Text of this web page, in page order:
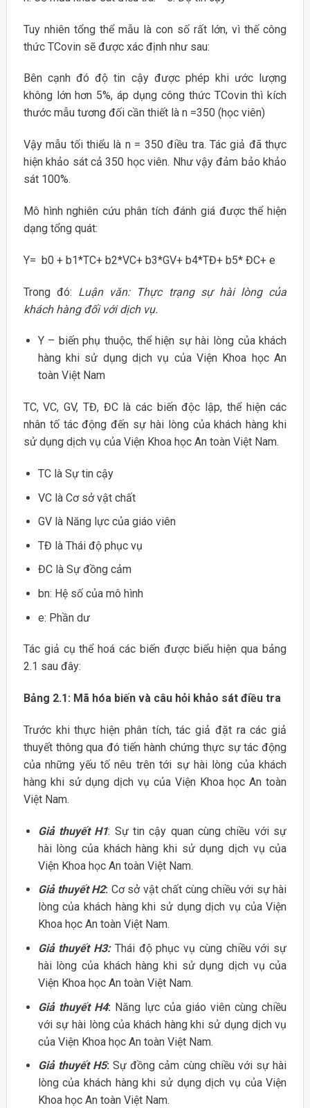
Tuy nhiên tổng thể mẫu là con số rất lớn, vì thế công
thức TCovin sẽ được xác định như sau:
Bên cạnh đó độ tin cậy được phép khi ước lượng
không lớn hơn 5%, áp dụng công thức TCovin thì kích
thước mẫu tương đối cần thiết là n =350 (học viên)
Vậy mẫu tối thiểu là n = 350 điều tra. Tác giả đã thực
hiện khảo sát cả 350 học viên. Như vậy đảm bảo khảo
sát 100%.
Mô hình nghiên cứu phân tích đánh giá được thể hiện
dạng tổng quát:
Y= b0 + b1*TC+ b2*VC+ b3*GV+ b4*TĐ+ b5* ĐC+ e
Trong đó: Luận văn: Thực trạng sự hài lòng của
khách hàng đối với dịch vụ.
Y – biến phụ thuộc, thể hiện sự hài lòng của khách
hàng khi sử dụng dịch vụ của Viện Khoa học An
toàn Việt Nam
TC, VC, GV, TĐ, ĐC là các biến độc lập, thể hiện các
nhân tố tác động đến sự hài lòng của khách hàng khi
sử dụng dịch vụ của Viện Khoa học An toàn Việt Nam.
TC là Sự tin cậy
VC là Cơ sở vật chất
GV là Năng lực của giáo viên
TĐ là Thái độ phục vụ
ĐC là Sự đồng cảm
bn: Hệ số của mô hình
e: Phần dư
Tác giả cụ thể hoá các biến được biểu hiện qua bảng
2.1 sau đây:
Bảng 2.1: Mã hóa biến và câu hỏi khảo sát điều tra
Trước khi thực hiện phân tích, tác giả đặt ra các giả
thuyết thông qua đó tiến hành chứng thực sự tác động
của những yếu tố nêu trên tới sự hài lòng của khách
hàng khi sử dụng dịch vụ của Viện Khoa học An toàn
Việt Nam.
Giả thuyết H1: Sự tin cậy quan cùng chiều với sự
hài lòng của khách hàng khi sử dụng dịch vụ của
Viện Khoa học An toàn Việt Nam.
Giả thuyết H2: Cơ sở vật chất cùng chiều với sự hài
lòng của khách hàng khi sử dụng dịch vụ của Viện
Khoa học An toàn Việt Nam.
Giả thuyết H3:Thái độ phục vụ cùng chiều với sự
hài lòng của khách hàng khi sử dụng dịch vụ của
Viện Khoa học An toàn Việt Nam.
Giả thuyết H4: Năng lực của giáo viên cùng chiều
với sự hài lòng của khách hàng khi sử dụng dịch vụ
của Viện Khoa học An toàn Việt Nam.
Giả thuyết H5: Sự đồng cảm cùng chiều với sự hài
lòng của khách hàng khi sử dụng dịch vụ của Viện
Khoa học An toàn Việt Nam.